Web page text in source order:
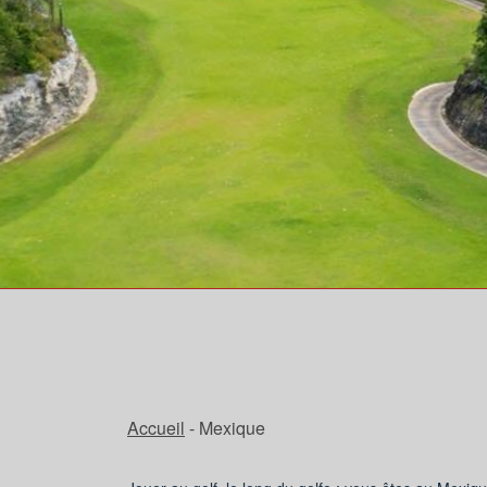
Accueil - Mexique